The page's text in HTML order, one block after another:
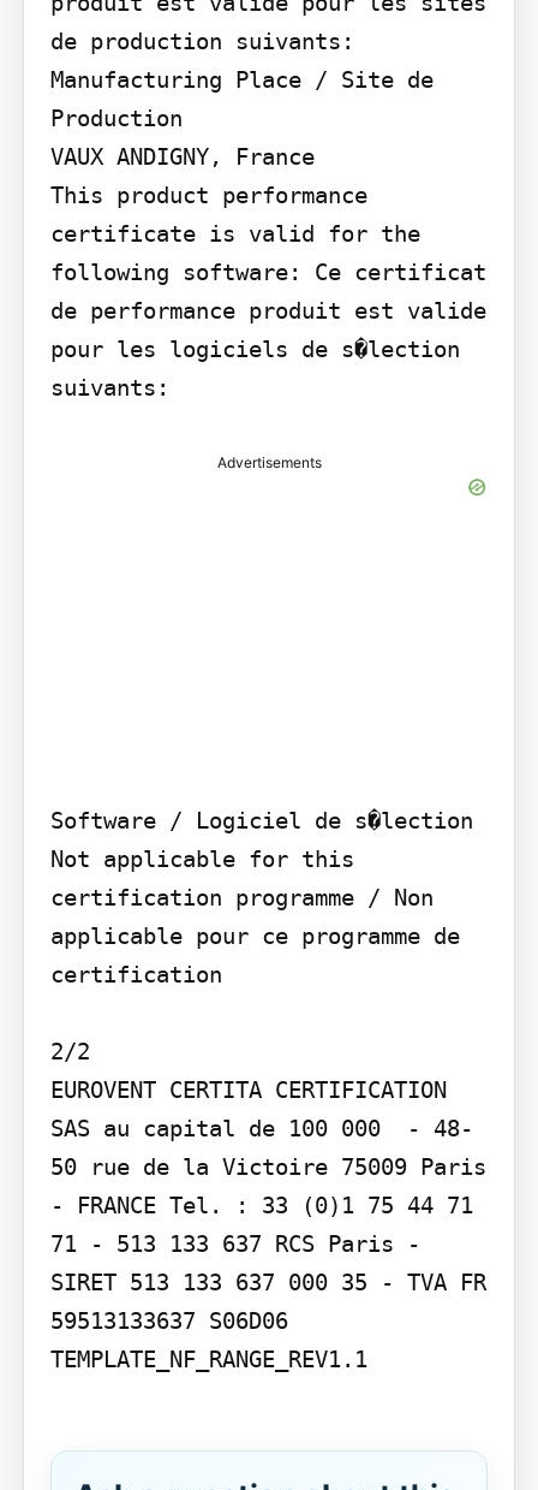
de production suivants:
Manufacturing Place / Site de
Production
VAUX ANDIGNY, France
This product performance
certificate is valid for the
following software: Ce certificat
de performance produit est valide
pour les logiciels de s�lection
suivants:
Advertisements
Software / Logiciel de s�lection
Not applicable for this
certification programme / Non
applicable pour ce programme de
certification
2/2
EUROVENT CERTITA CERTIFICATION
SAS au capital de 100 000  - 48-
50 rue de la Victoire 75009 Paris
- FRANCE Tel. : 33 (0)1 75 44 71
71 - 513 133 637 RCS Paris -
SIRET 513 133 637 000 35 - TVA FR
59513133637 S06D06
TEMPLATE_NF_RANGE_REV1.1